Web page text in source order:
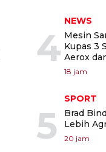
4
NEWS
Mesin
Kupas 3
Aerox
18 jam
5
SPORT
Brad
Lebih
20 jam